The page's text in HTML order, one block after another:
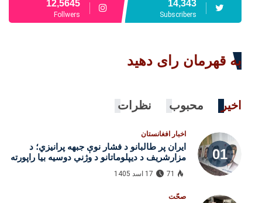
12,5645
Follwers
14,343
Subscribers
به قهرمان رای دهید
اخیر محبوب نظرات
اخبار افغانستان
ایران پر طالبانو د فشار نوې جبهه پرانیزي؛ د
مزارشریف د دیپلوماتانو د وژنې دوسیه بیا راپورته
شوه
71 17 اسد 1405
صحّت